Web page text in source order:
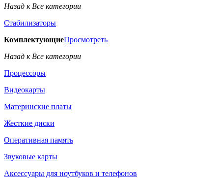
Назад к Все категории
Стабилизаторы
КомплектующиеПросмотреть
Назад к Все категории
Процессоры
Видеокарты
Материнские платы
Жесткие диски
Оперативная память
Звуковые карты
Аксессуары для ноутбуков и телефонов